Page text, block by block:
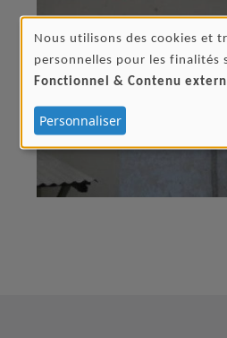
UTILISATION
DES
DONNÉES
PERSONNELLES
DES
Nous utilisons des cookies et
personnelles pour les finalités
Fonctionnel & Contenu
Personnaliser